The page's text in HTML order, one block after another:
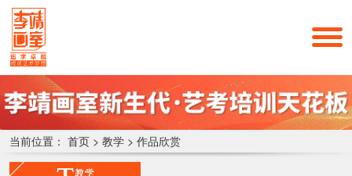
当前位置： 首页 > 教学 > 作品欣赏